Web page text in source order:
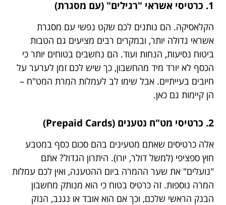
1. כרטיסי אשראי "רגילים" (עם מסגרת)
הקלאסיקה. הם נותנים לכם שקט נפשי עם מסגרת
אשראי גדולה יותר, ובמקרים רבים מציעים גם הטבות
ביטוח נסיעות, הנחות ועוד. הם נחשבים בטוחים יותר כי
הכסף לא יורד מיד מהחשבון, כך שיש לכם זמן לערער על
חיובים בעייתיים. אבל שימו לב לעמלות המרת המט"ח –
הן קיימות גם כאן.
2. כרטיסי מט"ח נטענים (Prepaid Cards)
אלה כרטיסים שאתם מטעינים בהם סכום כסף במטבע
חוץ ספציפי (למשל דולר, יורו). היתרון הגדול? אתם
"נועלים" את שער ההמרה ביום ההטענה, ואין לכם עמלות
המרה נוספות. זה כרטיס בטוח כי הוא מנותק מחשבון
הבנק הראשי שלכם, וכך אם הוא אובד או נגנב, הנזק